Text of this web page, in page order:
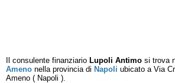
Il consulente finanziario Lupoli Antimo si trova
Ameno nella provincia di Napoli ubicato a Via
Ameno ( Napoli ).